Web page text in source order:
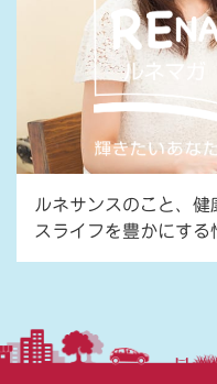
ルネサンスのこと、
スライフを豊かにする